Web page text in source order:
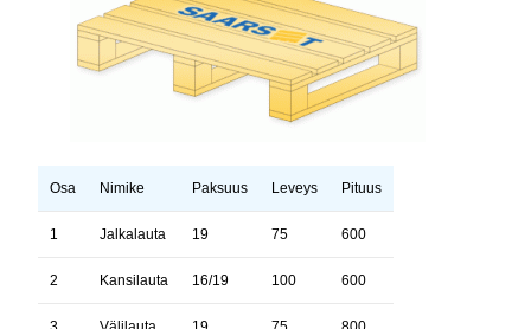
Osa Nimike Paksuus Leveys Pituus
1 Jalkalauta 19 75 600
2 Kansilauta 16/19 100 600